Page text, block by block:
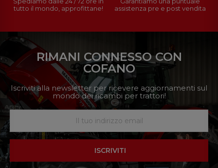
tutto il mondo, approfittane!
assistenza pre e post vendita
RIMANI CONNESSO CON
COFANO
Iscriviti alla newsletter per ricevere aggiornamenti sul
mondo dei ricambi per trattori!
ISCRIVITI